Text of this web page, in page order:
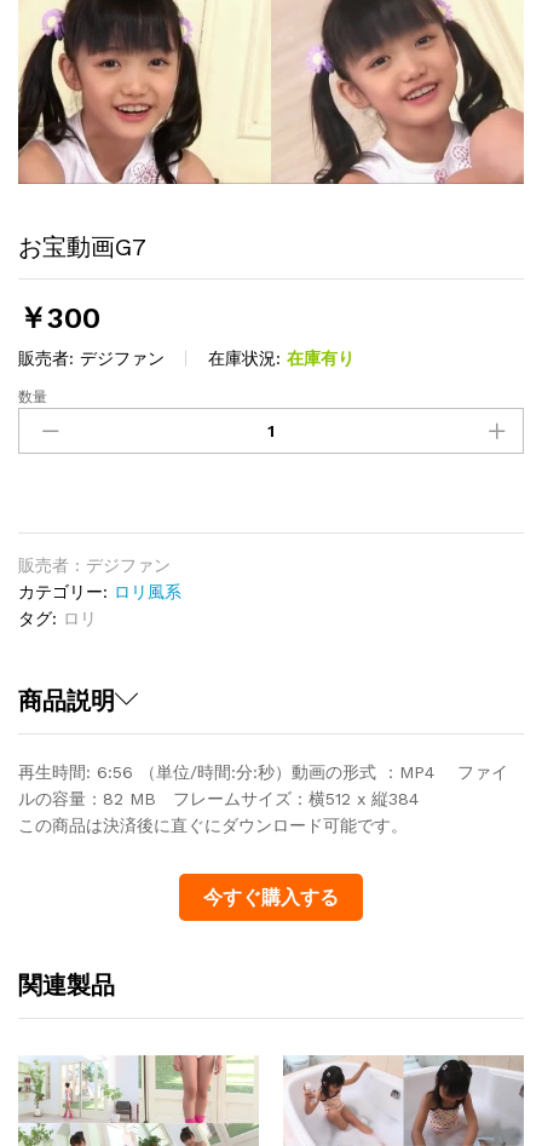
お宝動画G7
￥300
販売者: デジファン 在庫状況: 在庫有り
お
動
quantity
数量
販売者 : デジファン
カテゴリー: ロリ風系
タグ: ロリ
商品説明
再生時間: 6:56 （単位/時間:分:秒）動画の形式 ：MP4 ファイ
ルの容量：82 MB フレームサイズ：横512 x 縦384
この商品は決済後に直ぐにダウンロード可能です。
今すぐ購入する
関連製品